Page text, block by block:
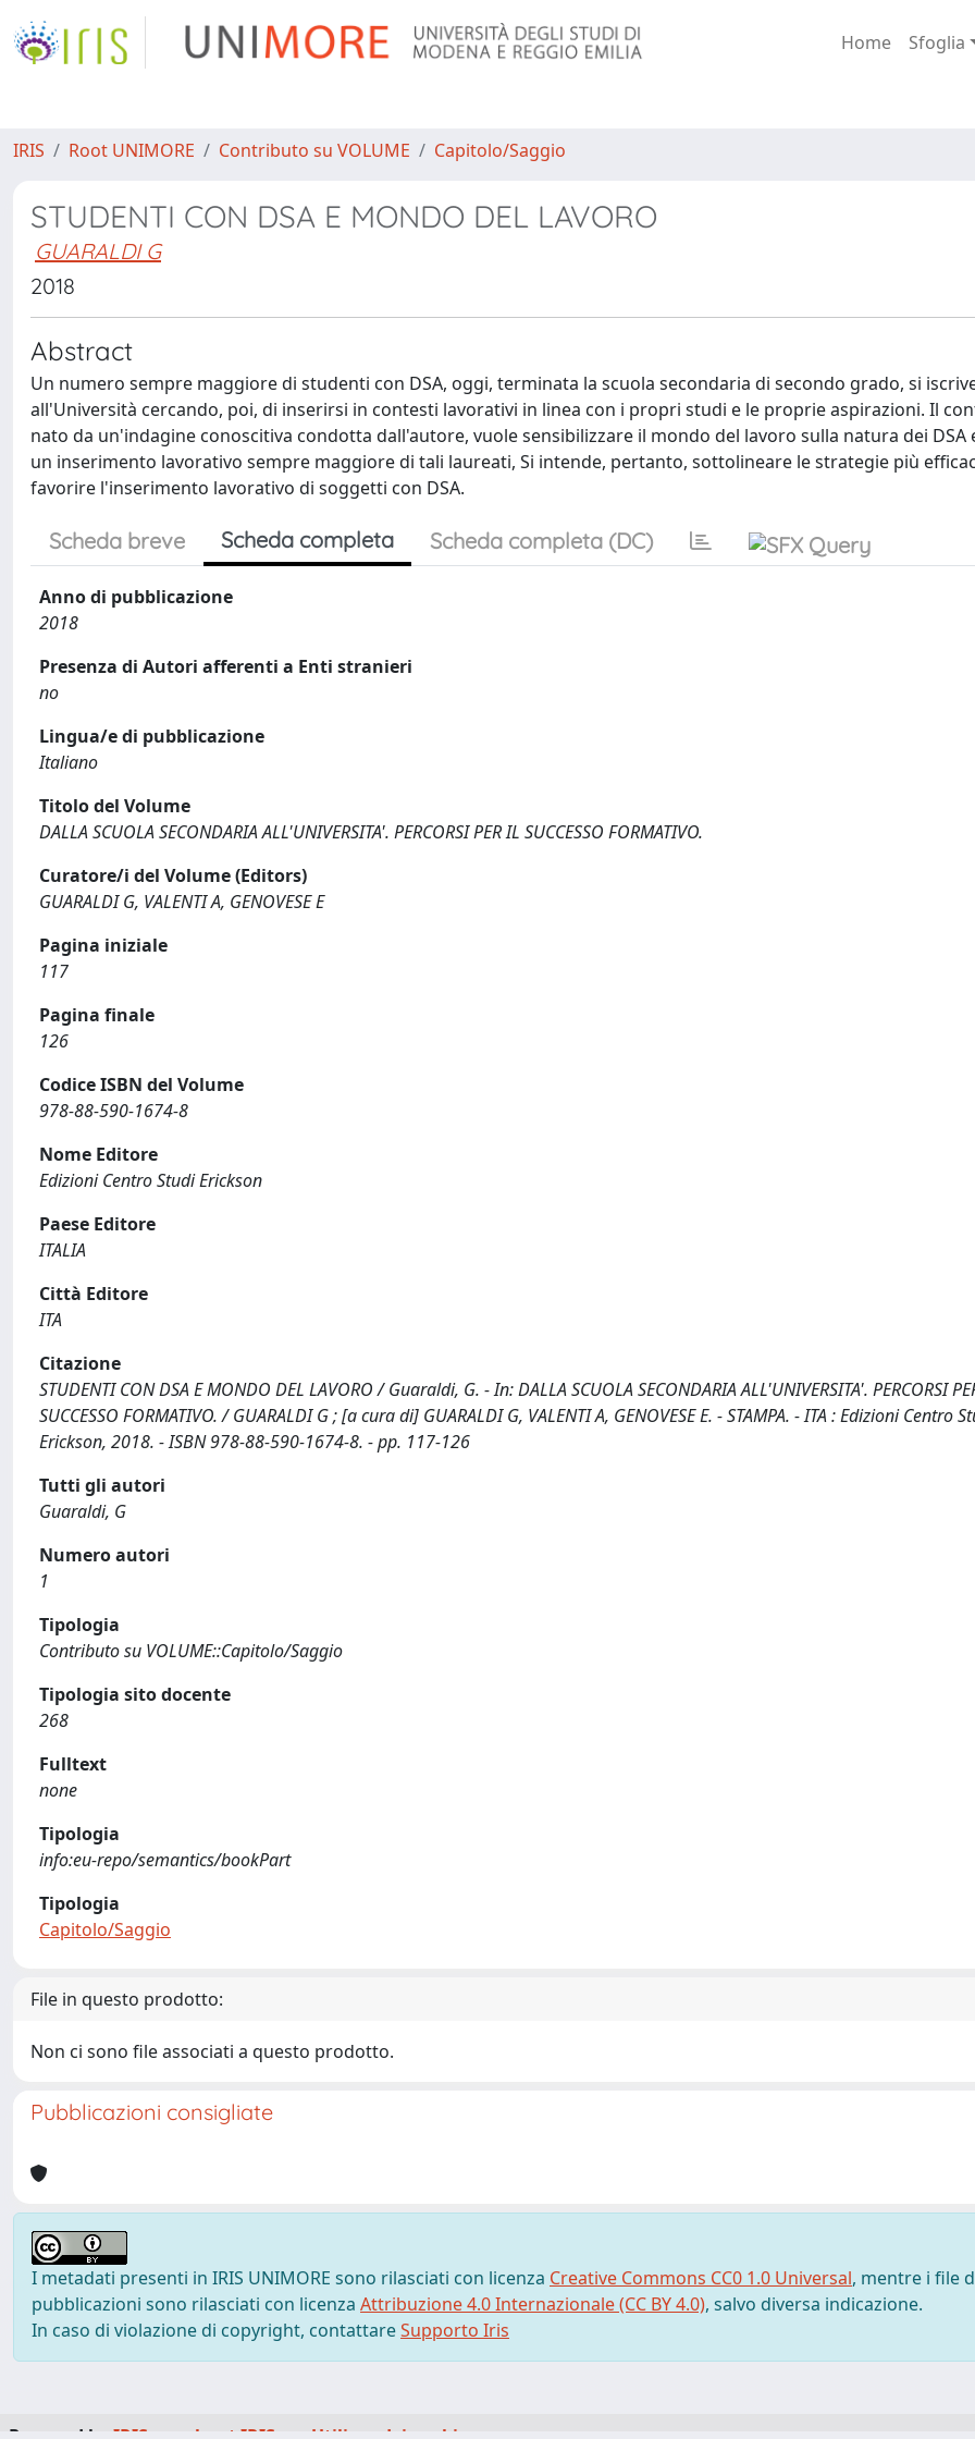
Home Sfoglia
IRIS Root UNIMORE Contributo su VOLUME Capitolo/Saggio
STUDENTI CON DSA E MONDO DEL LAVORO
GUARALDI G
2018
Abstract
Un numero sempre maggiore di studenti con DSA, oggi, terminata la scuola secondaria di secondo grado, si
all'Università cercando, poi, di inserirsi in contesti lavorativi in linea con i propri studi e le proprie aspirazioni. Il
nato da un'indagine conoscitiva condotta dall'autore, vuole sensibilizzare il mondo del lavoro sulla natura dei DSA
un inserimento lavorativo sempre maggiore di tali laureati, Si intende, pertanto, sottolineare le strategie più
favorire l'inserimento lavorativo di soggetti con DSA.
Scheda breve Scheda completa Scheda completa (DC)
Anno di pubblicazione
2018
Presenza di Autori afferenti a Enti stranieri
no
Lingua/e di pubblicazione
Italiano
Titolo del Volume
DALLA SCUOLA SECONDARIA ALL'UNIVERSITA'. PERCORSI PER IL SUCCESSO FORMATIVO.
Curatore/i del Volume (Editors)
GUARALDI G, VALENTI A, GENOVESE E
Pagina iniziale
117
Pagina finale
126
Codice ISBN del Volume
978-88-590-1674-8
Nome Editore
Edizioni Centro Studi Erickson
Paese Editore
ITALIA
Città Editore
ITA
Citazione
STUDENTI CON DSA E MONDO DEL LAVORO / Guaraldi, G. - In: DALLA SCUOLA SECONDARIA ALL'UNIVERSITA'. PERCORSI
SUCCESSO FORMATIVO. / GUARALDI G ; [a cura di] GUARALDI G, VALENTI A, GENOVESE E. - STAMPA. - ITA : Edizioni Centro
Erickson, 2018. - ISBN 978-88-590-1674-8. - pp. 117-126
Tutti gli autori
Guaraldi, G
Numero autori
1
Tipologia
Contributo su VOLUME::Capitolo/Saggio
Tipologia sito docente
268
Fulltext
none
Tipologia
info:eu-repo/semantics/bookPart
Tipologia
Capitolo/Saggio
File in questo prodotto:
Non ci sono file associati a questo prodotto.
Pubblicazioni consigliate
I metadati presenti in IRIS UNIMORE sono rilasciati con licenza Creative Commons CC0 1.0 Universal, mentre i file
pubblicazioni sono rilasciati con licenza Attribuzione 4.0 Internazionale (CC BY 4.0), salvo diversa indicazione.
In caso di violazione di copyright, contattareSupporto Iris